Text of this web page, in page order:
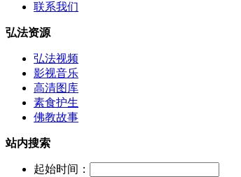
联系我们
弘法资源
弘法视频
影视音乐
高清图库
素食护生
佛教故事
站内搜索
起始时间：